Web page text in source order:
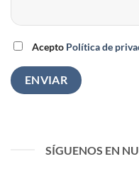
Acepto Política de
SÍGUENOS EN